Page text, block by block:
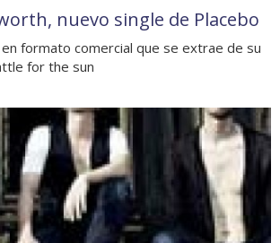
nuevo single de Placebo
formato comercial que se extrae de su
for the sun